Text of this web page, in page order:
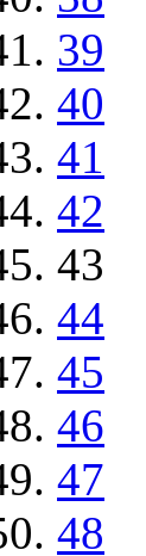
39
40
41
42
43
44
45
46
47
48